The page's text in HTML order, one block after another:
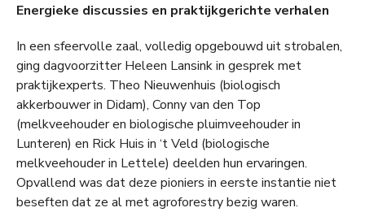
Energieke discussies en praktijkgerichte verhalen
In een sfeervolle zaal, volledig opgebouwd uit strobalen,
ging dagvoorzitter Heleen Lansink in gesprek met
praktijkexperts. Theo Nieuwenhuis (biologisch
akkerbouwer in Didam), Conny van den Top
(melkveehouder en biologische pluimveehouder in
Lunteren) en Rick Huis in ‘t Veld (biologische
melkveehouder in Lettele) deelden hun ervaringen.
Opvallend was dat deze pioniers in eerste instantie niet
beseften dat ze al met agroforestry bezig waren.